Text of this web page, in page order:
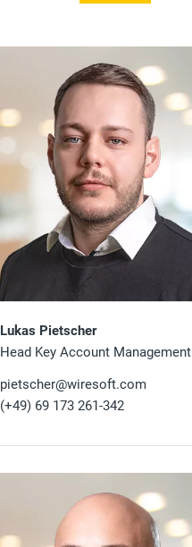
Lukas Pietscher
Head Key Account Management
pietscher@wiresoft.com
(+49) 69 173 261-342